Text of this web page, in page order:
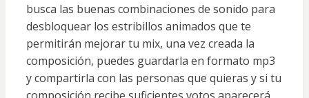
busca las buenas combinaciones de sonido para
desbloquear los estribillos animados que te
permitirán mejorar tu mix, una vez creada la
composición, puedes guardarla en formato mp3
y compartirla con las personas que quieras y si tu